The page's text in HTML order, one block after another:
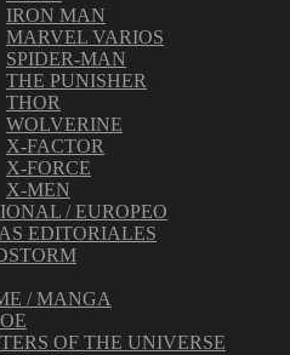
IRON MAN
MARVEL VARIOS
SPIDER-MAN
THE PUNISHER
THOR
WOLVERINE
X-FACTOR
X-FORCE
X-MEN
/ EUROPEO
EDITORIALES
/ MANGA
OF THE UNIVERSE